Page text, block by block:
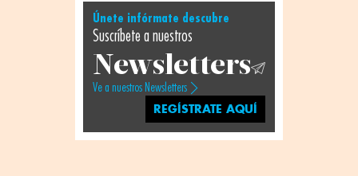
Únete infórmate descubre
Suscríbete a nuestros
Newsletters
Ve a nuestros Newsletters
REGÍSTRATE AQUÍ